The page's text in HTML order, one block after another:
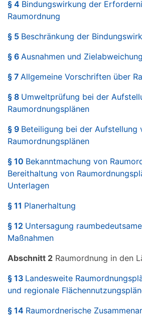
§ 4 Bindungswirkung der
Raumordnung
§ 5 Beschränkung der
§ 6 Ausnahmen und Zielabweichung
§ 7 Allgemeine Vorschriften über
§ 8 Umweltprüfung bei der
Raumordnungsplänen
§ 9 Beteiligung bei der Aufstellung
Raumordnungsplänen
§ 10 Bekanntmachung von
Bereithaltung von
Unterlagen
§ 11 Planerhaltung
§ 12 Untersagung
Maßnahmen
Abschnitt 2 Raumordnung in den
§ 13 Landesweite
und regionale
§ 14 Raumordnerische